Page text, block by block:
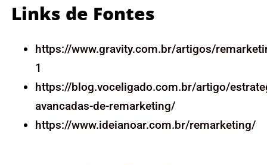
Links de Fontes
https://www.gravity.com.br/artigos/
1
https://blog.voceligado.com.br/artigo/
avancadas-de-remarketing/
https://www.ideianoar.com.br/remarketing/